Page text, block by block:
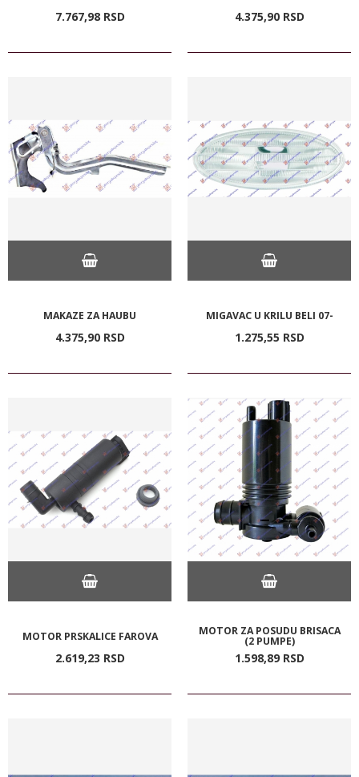
7.767,98 RSD 4.375,90 RSD
MAKAZE ZA HAUBU
4.375,90 RSD
MIGAVAC U KRILU BELI 07-
1.275,55 RSD
MOTOR PRSKALICE FAROVA
2.619,23 RSD
MOTOR ZA POSUDU BRISACA
(2 PUMPE)
1.598,89 RSD